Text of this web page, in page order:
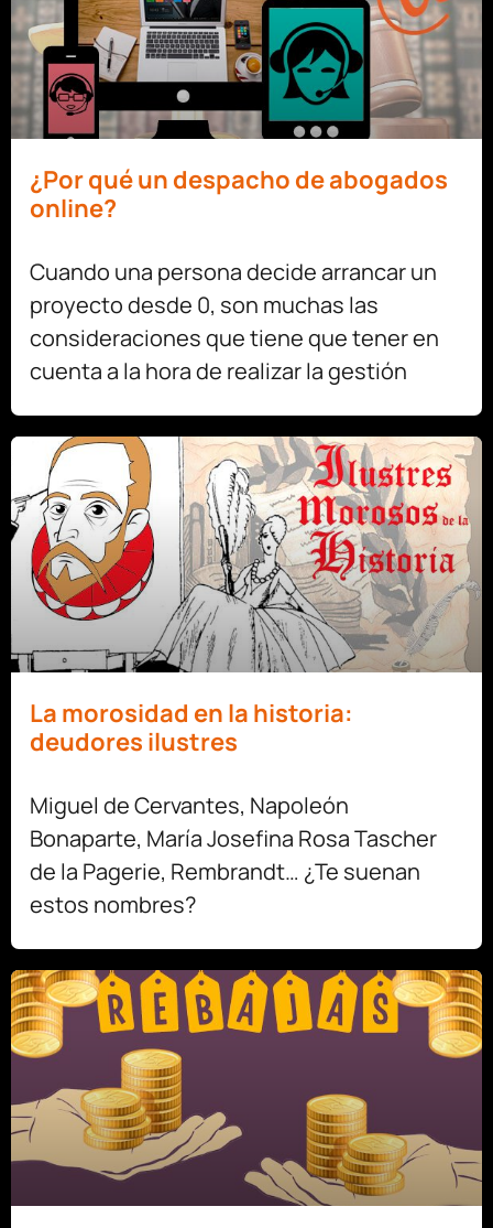
¿Por qué un despacho de abogados
online?
Cuando una persona decide arrancar un
proyecto desde 0, son muchas las
consideraciones que tiene que tener en
cuenta a la hora de realizar la gestión
La morosidad en la historia:
deudores ilustres
Miguel de Cervantes, Napoleón
Bonaparte, María Josefina Rosa Tascher
de la Pagerie, Rembrandt… ¿Te suenan
estos nombres?